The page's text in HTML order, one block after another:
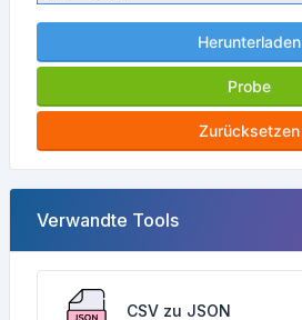
Herunterladen
Probe
Zurücksetzen
Verwandte Tools
CSV zu JSON